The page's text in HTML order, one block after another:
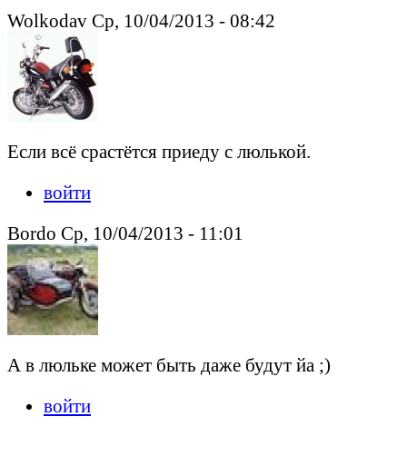
Wolkodav Ср, 10/04/2013 - 08:42
Если всё срастётся приеду с люлькой.
войти
Bordo Ср, 10/04/2013 - 11:01
А в люльке может быть даже будут йа ;)
войти